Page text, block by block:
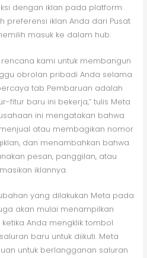
dengan iklan pada platform.
preferensi iklan Anda dari Pusat
masuk ke dalam hub.
kami untuk membangun
obrolan pribadi Anda selama
tab Pembaruan adalah
fitur baru ini bekerja,” tulis Meta
ini mengatakan bahwa
atau membagikan nomor
dan menambahkan bahwa
pesan, panggilan, atau
iklannya.
yang dilakukan Meta pada
akan mulai menampilkan
Anda mengklik tombol
baru untuk diikuti. Meta
untuk berlangganan saluran